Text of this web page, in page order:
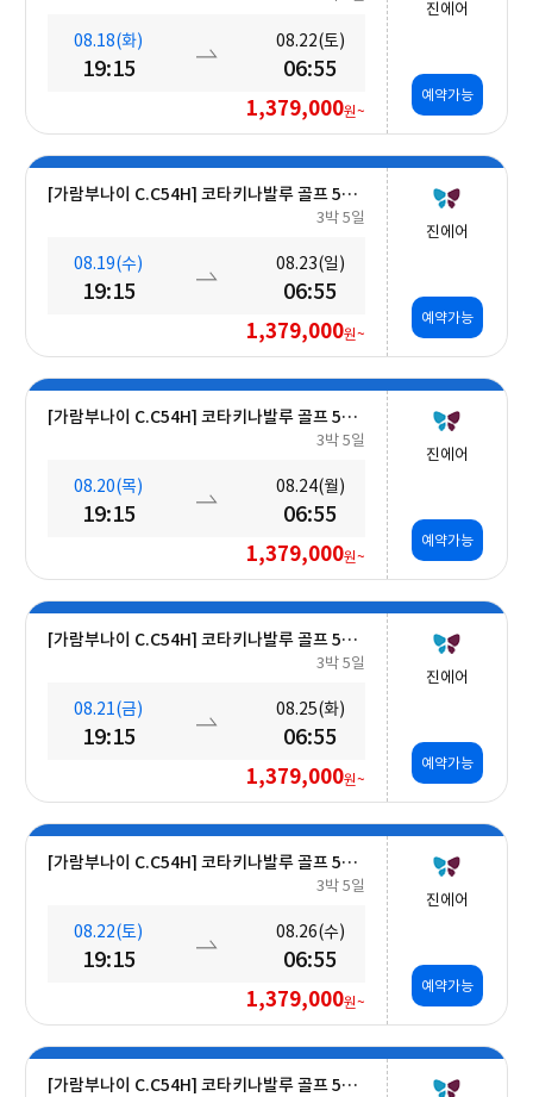
08.18(화)
19:15
08.22(토)
06:55
1,379,000원~
진에어
예약가능
[가람부나이 C.C54H] 코타키나발루 골프 5일 (최대 27H ■무료■ 추가 가능) #호텔식 3회
3박 5일
08.19(수)
19:15
08.23(일)
06:55
1,379,000원~
진에어
예약가능
[가람부나이 C.C54H] 코타키나발루 골프 5일 (최대 27H ■무료■ 추가 가능) #호텔식 3회
3박 5일
08.20(목)
19:15
08.24(월)
06:55
1,379,000원~
진에어
예약가능
[가람부나이 C.C54H] 코타키나발루 골프 5일 (최대 27H ■무료■ 추가 가능) #호텔식 3회
3박 5일
08.21(금)
19:15
08.25(화)
06:55
1,379,000원~
진에어
예약가능
[가람부나이 C.C54H] 코타키나발루 골프 5일 (최대 27H ■무료■ 추가 가능) #호텔식 3회
3박 5일
08.22(토)
19:15
08.26(수)
06:55
1,379,000원~
진에어
예약가능
[가람부나이 C.C54H] 코타키나발루 골프 5일 (최대 27H ■무료■ 추가 가능) #호텔식 3회